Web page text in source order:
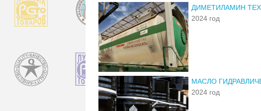
ДИМЕТИЛАМИН
2024 год
МАСЛО
2024 год